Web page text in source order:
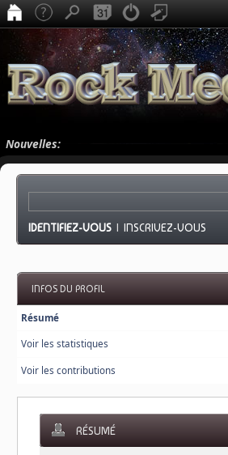
Nouvelles:
IDENTIFIEZ-VOUS |INSCRIVEZ-VOUS
INFOS DU PROFIL
Résumé
Voir les statistiques
Voir les contributions
RÉSUMÉ